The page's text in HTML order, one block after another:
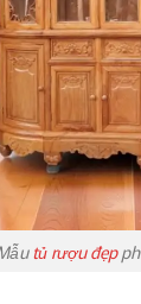
tủ rượu đẹp